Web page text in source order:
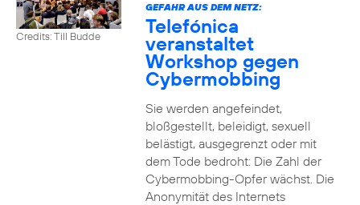
Credits: Till Budde
GEFAHR AUS DEM NETZ:
Telefónica
veranstaltet
Workshop gegen
Cybermobbing
Sie werden angefeindet,
bloßgestellt, beleidigt, sexuell
belästigt, ausgegrenzt oder mit
dem Tode bedroht: Die Zahl der
Cybermobbing-Opfer wächst. Die
Anonymität des Internets